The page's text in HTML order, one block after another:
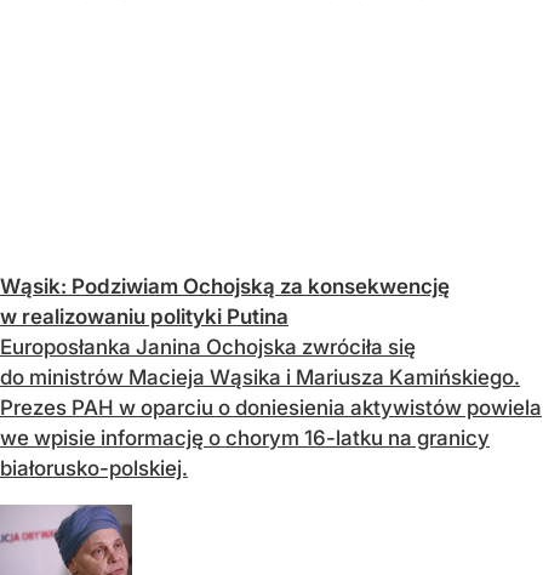
Wąsik: Podziwiam Ochojską za konsekwencję
w realizowaniu polityki Putina
Europosłanka Janina Ochojska zwróciła się
do ministrów Macieja Wąsika i Mariusza Kamińskiego.
Prezes PAH w oparciu o doniesienia aktywistów powiela
we wpisie informację o chorym 16-latku na granicy
białorusko-polskiej.